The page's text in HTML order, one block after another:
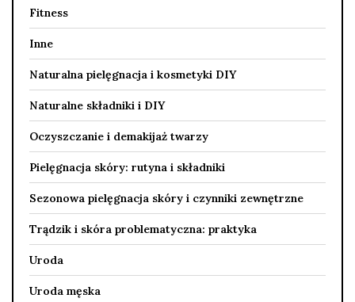
Fitness
Inne
Naturalna pielęgnacja i kosmetyki DIY
Naturalne składniki i DIY
Oczyszczanie i demakijaż twarzy
Pielęgnacja skóry: rutyna i składniki
Sezonowa pielęgnacja skóry i czynniki zewnętrzne
Trądzik i skóra problematyczna: praktyka
Uroda
Uroda męska